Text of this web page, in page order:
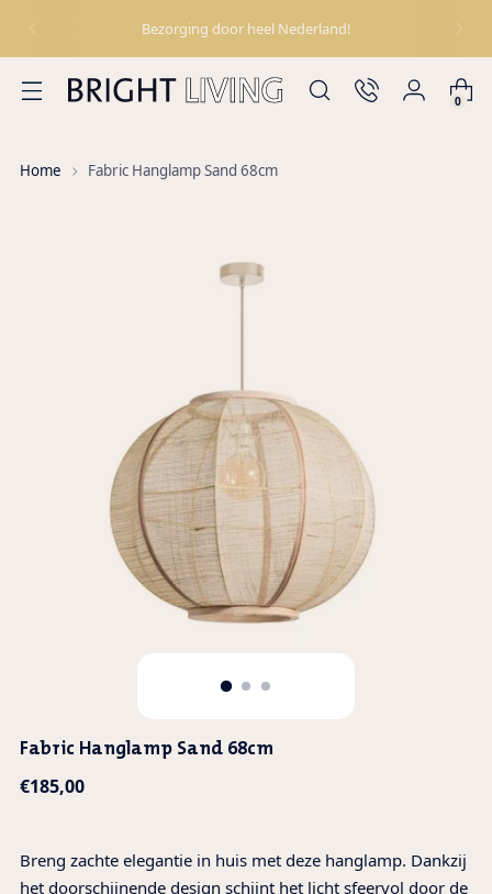
Bezorging door heel Nederland!
0
Home Fabric Hanglamp Sand 68cm
Fabric Hanglamp Sand 68cm
Normale
€185,00
Breng zachte elegantie in huis met deze hanglamp. Dankzij
het doorschijnende design schijnt het licht sfeervol door de